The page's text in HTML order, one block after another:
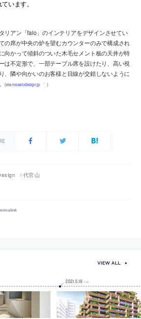
います。
リアン「falo」のインテリアをデザインさせてい
の席が中央の炉を望むカウンターのみで構成され
向かって傾斜のついた木毛セメント板の天井が特
は不定形で、一部テーブル席を設けたり、高い視
、隣や向かいのお客様と目線が交錯しないように
(viamosaicdesign.jp )
代官山
2021 5.18 TUE
VIEW ALL